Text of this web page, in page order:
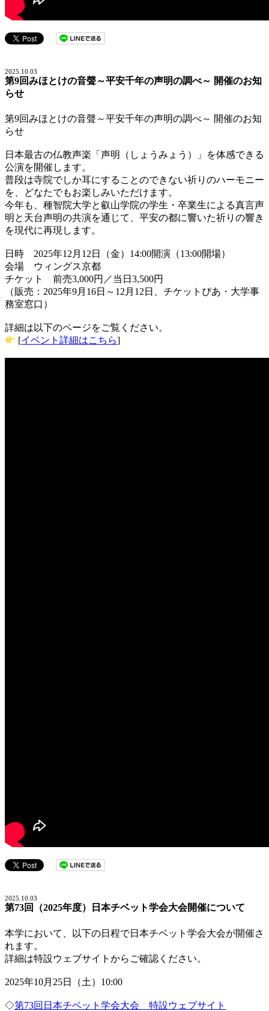
2025.10.03
第9回みほとけの音聲～平安千年の声明の調べ～ 開催のお知
らせ
第9回みほとけの音聲～平安千年の声明の調べ～ 開催のお知
らせ
日本最古の仏教声楽「声明（しょうみょう）」を体感できる
公演を開催します。
普段は寺院でしか耳にすることのできない祈りのハーモニー
を、どなたでもお楽しみいただけます。
今年も、種智院大学と叡山学院の学生・卒業生による真言声
明と天台声明の共演を通じて、平安の都に響いた祈りの響き
を現代に再現します。
日時 2025年12月12日（金）14:00開演（13:00開場）
会場 ウィングス京都
チケット 前売3,000円／当日3,500円
（販売：2025年9月16日～12月12日、チケットぴあ・大学事
務室窓口）
詳細は以下のページをご覧ください。
[イベント詳細はこちら]
2025.10.03
第73回（2025年度）日本チベット学会大会開催について
本学において、以下の日程で日本チベット学会大会が開催さ
れます。
詳細は特設ウェブサイトからご確認ください。
2025年10月25日（土）10:00
◇第73回日本チベット学会大会 特設ウェブサイト